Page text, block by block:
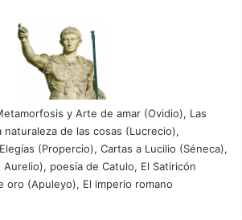
y Arte de amar (Ovidio), Las
naturaleza de las cosas (Lucrecio),
(Propercio), Cartas a Lucilio (Séneca),
poesía de Catulo, El Satiricón
oro (Apuleyo), El imperio romano